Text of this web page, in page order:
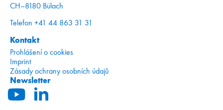
CH–8180 Bülach
Telefon +41 44 863 31 31
Kontakt
Prohlášení o cookies
Imprint
Zásady ochrany osobních údajů
Newsletter